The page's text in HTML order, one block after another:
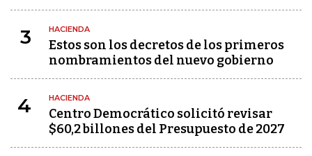
3 HACIENDA
Estos son los decretos de los primeros
nombramientos del nuevo gobierno
4 HACIENDA
Centro Democrático solicitó revisar
$60,2 billones del Presupuesto de 2027